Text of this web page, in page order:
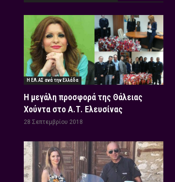
Η ΕΛ.ΑΣ ανά την Ελλάδα
Η μεγάλη προσφορά της Θάλειας
Χούντα στο Α.Τ. Ελευσίνας
28 Σεπτεμβρίου 2018